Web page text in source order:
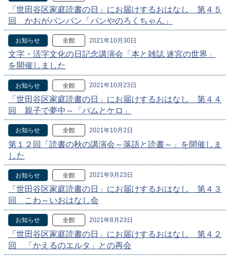
「世田谷区家庭読書の日」にお届けするおはなし 第４５
回 かおがパンパン「パンやのろくちゃん」
お知らせ 全館 2021年10月30日
文字・活字文化の日記念講演会「本と雑誌 迷宮の世界」
を開催しました
お知らせ 全館 2021年10月23日
「世田谷区家庭読書の日」にお届けするおはなし 第４４
回 親子で夢中～「バムとケロ」
お知らせ 全館 2021年10月2日
第１２回「読書の秋の講演会～落語と読書～」を開催しま
した
お知らせ 全館 2021年9月23日
「世田谷区家庭読書の日」にお届けするおはなし 第４３
回 こわ～いおはなし会
お知らせ 全館 2021年8月23日
「世田谷区家庭読書の日」にお届けするおはなし 第４２
回 「かえるのエルタ」との再会